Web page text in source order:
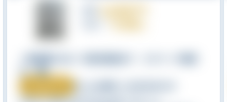
1,630
4.66
北 7階